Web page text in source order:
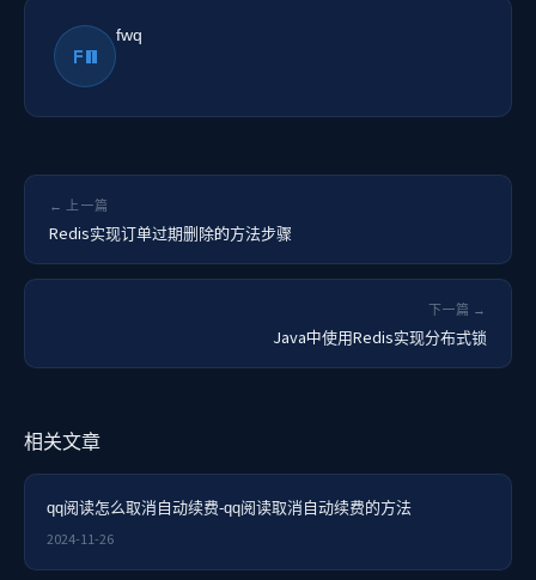
FW
fwq
← 上一篇
Redis实现订单过期删除的方法步骤
下一篇 →
Java中使用Redis实现分布式锁
相关文章
qq阅读怎么取消自动续费-qq阅读取消自动续费的方法
2024-11-26